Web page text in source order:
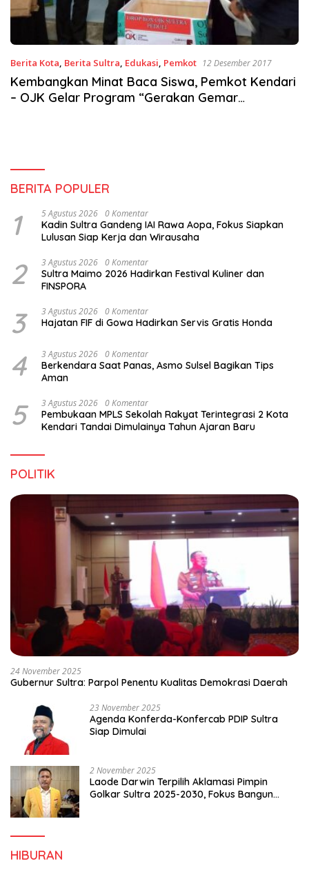
Berita Kota, Berita Sultra, Edukasi, Pemkot 12 Desember 2017
Kembangkan Minat Baca Siswa, Pemkot Kendari
– OJK Gelar Program “Gerakan Gemar
BERITA POPULER
1 5 Agustus 2026 0 Komentar
Kadin Sultra Gandeng IAI Rawa Aopa, Fokus Siapkan
Lulusan Siap Kerja dan Wirausaha
2 3 Agustus 2026 0 Komentar
Sultra Maimo 2026 Hadirkan Festival Kuliner dan
FINSPORA
3 3 Agustus 2026 0 Komentar
Hajatan FIF di Gowa Hadirkan Servis Gratis Honda
4 3 Agustus 2026 0 Komentar
Berkendara Saat Panas, Asmo Sulsel Bagikan Tips
Aman
5 3 Agustus 2026 0 Komentar
Pembukaan MPLS Sekolah Rakyat Terintegrasi 2 Kota
Kendari Tandai Dimulainya Tahun Ajaran Baru
POLITIK
24 November 2025
Gubernur Sultra: Parpol Penentu Kualitas Demokrasi Daerah
23 November 2025
Agenda Konferda-Konfercab PDIP Sultra
Siap Dimulai
2 November 2025
Laode Darwin Terpilih Aklamasi Pimpin
Golkar Sultra 2025-2030, Fokus Bangun
HIBURAN